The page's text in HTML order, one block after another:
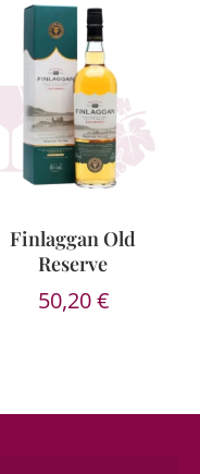
Finlaggan Old
Reserve
50,20€